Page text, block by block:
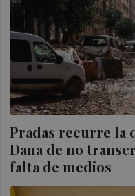
Pradas recurre la
Dana de no
falta de medios